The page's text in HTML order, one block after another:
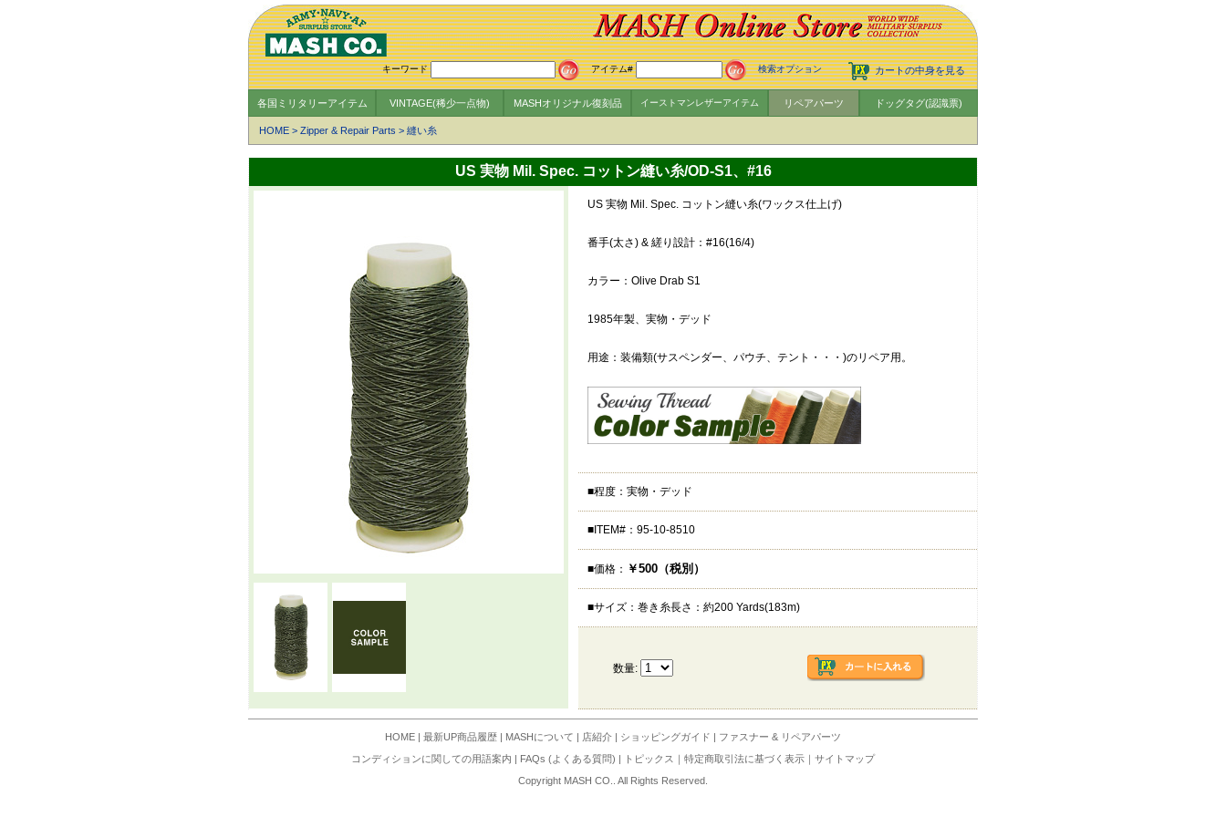
カートの中身を見る
キーワード アイテム# 検索オプション
各国ミリタリーアイテム VINTAGE(稀少一点物) MASHオリジナル復刻品 イーストマンレザーアイテム リペアパーツ ドッグタグ(認識票)
HOME > Zipper & Repair Parts > 縫い糸
US 実物 Mil. Spec. コットン縫い糸/OD-S1、#16
US 実物 Mil. Spec. コットン縫い糸(ワックス仕上げ)
番手(太さ) & 縒り設計：#16(16/4)
カラー：Olive Drab S1
1985年製、実物・デッド
用途：装備類(サスペンダー、パウチ、テント・・・)のリペア用。
■程度：実物・デッド
■ITEM#：95-10-8510
■価格： ￥500（税別）
■サイズ：巻き糸長さ：約200 Yards(183m)
数量:
HOME | 最新UP商品履歴 | MASHについて | 店紹介 | ショッピングガイド | ファスナー & リペアパーツ
コンディションに関しての用語案内 | FAQs (よくある質問) | トピックス ｜ 特定商取引法に基づく表示 ｜ サイトマップ
Copyright MASH CO.. All Rights Reserved.